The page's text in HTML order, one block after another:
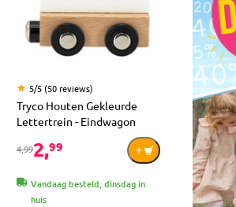
5/5 (50 reviews)
Tryco Houten Gekleurde
Lettertrein - Eindwagon
4,992,99
Vandaag besteld, dinsdag in
huis